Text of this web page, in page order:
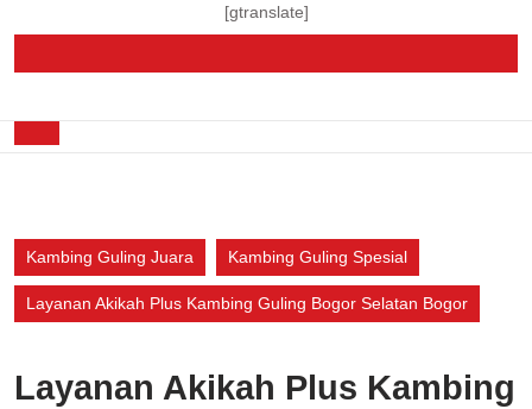
[gtranslate]
Kambing Guling Juara Kambing Guling Spesial
Layanan Akikah Plus Kambing Guling Bogor Selatan Bogor
Layanan Akikah Plus Kambing